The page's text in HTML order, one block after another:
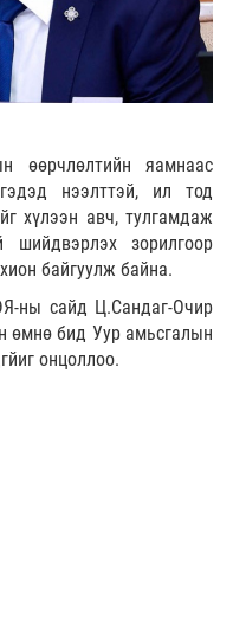
өөрчлөлтийн яамнаас
нээлттэй, ил тод
хүлээн авч, тулгамдаж
шийдвэрлэх зорилгоор
байгуулж байна.
ны сайд Ц.Сандаг-Очир
өмнө бид Уур амьсгалын
онцоллоо.